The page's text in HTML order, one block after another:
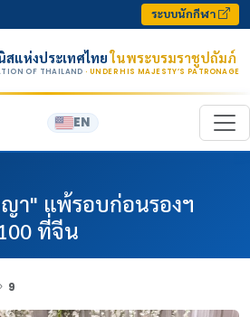
ระบบนักกีฬา
แห่งประเทศไทยในพระบรมราชูปถัมภ์
OF THAILAND · UNDER HIS MAJESTY’S PATRONAGE
EN
" แพ้รอบก่อนรองฯ
ที่จีน
9